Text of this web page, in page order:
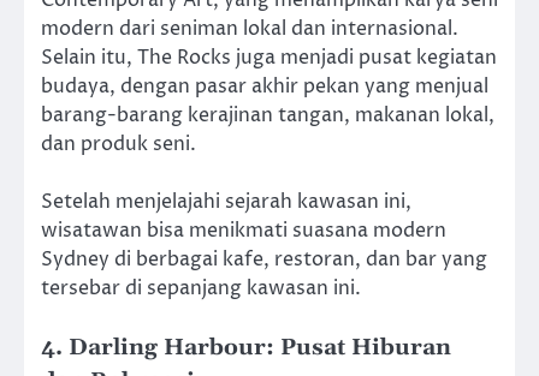
modern dari seniman lokal dan internasional.
Selain itu, The Rocks juga menjadi pusat kegiatan
budaya, dengan pasar akhir pekan yang menjual
barang-barang kerajinan tangan, makanan lokal,
dan produk seni.
Setelah menjelajahi sejarah kawasan ini,
wisatawan bisa menikmati suasana modern
Sydney di berbagai kafe, restoran, dan bar yang
tersebar di sepanjang kawasan ini.
4. Darling Harbour: Pusat Hiburan